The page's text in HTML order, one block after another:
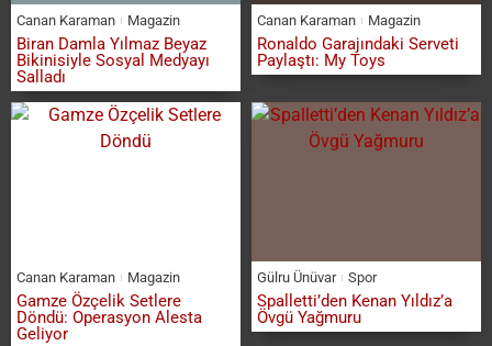
Canan Karaman Magazin
Biran Damla Yılmaz Beyaz
Bikinisiyle Sosyal Medyayı
Salladı
Canan Karaman Magazin
Ronaldo Garajındaki Serveti
Paylaştı: My Toys
Canan Karaman Magazin
Gamze Özçelik Setlere
Döndü: Operasyon Alesta
Geliyor
Gülru Ünüvar Spor
Spalletti’den Kenan Yıldız’a
Övgü Yağmuru